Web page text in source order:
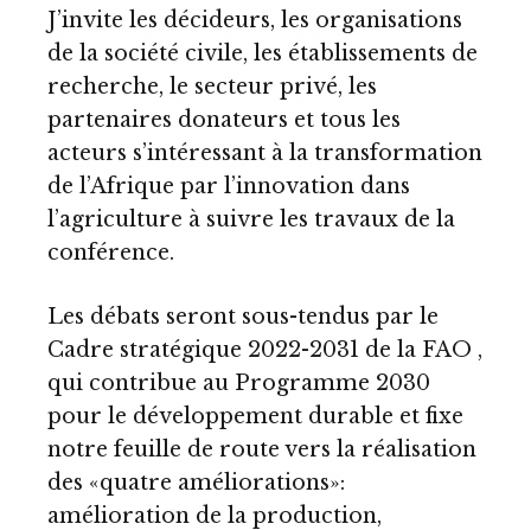
J’invite les décideurs, les organisations
de la société civile, les établissements de
recherche, le secteur privé, les
partenaires donateurs et tous les
acteurs s’intéressant à la transformation
de l’Afrique par l’innovation dans
l’agriculture à suivre les travaux de la
conférence.
Les débats seront sous-tendus par le
Cadre stratégique 2022-2031 de la FAO ,
qui contribue au Programme 2030
pour le développement durable et fixe
notre feuille de route vers la réalisation
des «quatre améliorations»:
amélioration de la production,